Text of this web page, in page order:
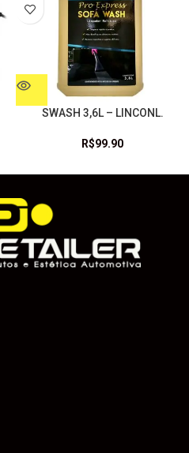
SWASH 3,6L – LINCONL.
R$99.90